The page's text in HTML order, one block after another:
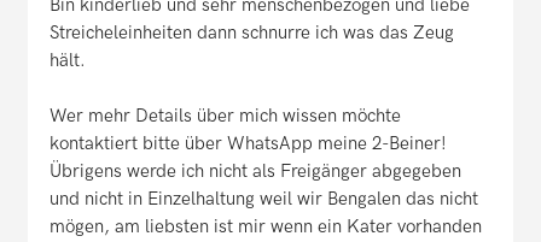
Bin kinderlieb und sehr menschenbezogen und liebe
Streicheleinheiten dann schnurre ich was das Zeug
hält.
Wer mehr Details über mich wissen möchte
kontaktiert bitte über WhatsApp meine 2-Beiner!
Übrigens werde ich nicht als Freigänger abgegeben
und nicht in Einzelhaltung weil wir Bengalen das nicht
mögen, am liebsten ist mir wenn ein Kater vorhanden